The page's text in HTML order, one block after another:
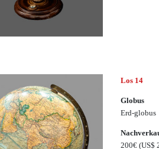
Los 14
Globus
Erd-globus
200€ (US$